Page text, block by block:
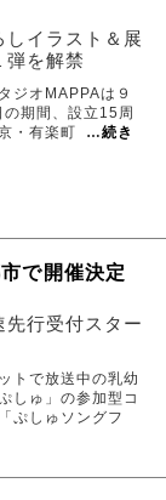
しイラスト＆展
弾を解禁
ジオMAPPAは９
期間、設立15周
・有楽町
…続き
で開催決定
行受付スター
トで放送中の乳幼
しゅ」の参加型コ
ぷしゅソングフ